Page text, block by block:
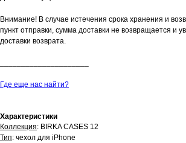
Внимание! В случае истечения срока хранения и
пункт отправки, сумма доставки не возвращается и
доставки возврата.
Где еще нас найти?
Характеристики
Коллекция: BIRKA CASES 12
Тип: чехол для iPhone